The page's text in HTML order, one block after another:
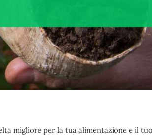
migliore per la tua alimentazione e il